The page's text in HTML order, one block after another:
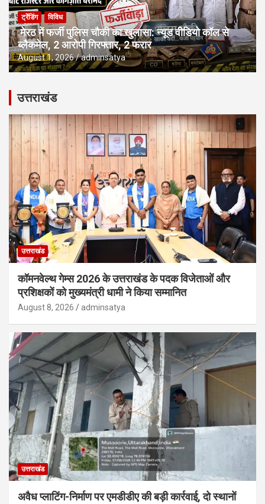
ट्रेंडिंग विविध
मेरठ में फर्जी पुलिस चौकी का खुलासा: न्यूड वीडियो कॉल से
ब्लैकमेल, 2 आरोपी गिरफ्तार, 2 फरार
August 1, 2026 adminsatya
उत्तराखंड
उत्तराखंड
कॉमनवेल्थ गेम्स 2026 के उत्तराखंड के पदक विजेताओं और
प्रशिक्षकों को मुख्यमंत्री धामी ने किया सम्मानित
August 8, 2026 adminsatya
उत्तराखंड
अवैध प्लाटिंग-निर्माण पर एमडीडीए की बड़ी कार्रवाई, दो स्थानों